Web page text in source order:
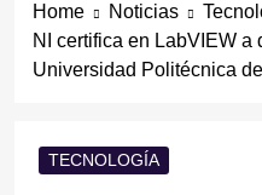
Home Noticias
NI certifica en LabVIEW a
Universidad Politécnica
TECNOLOGÍA